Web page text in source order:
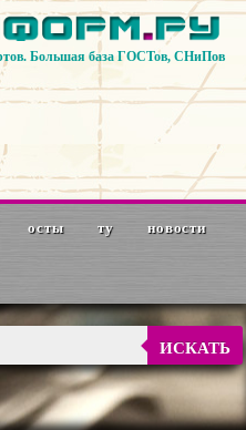
Большая база ГОСТов, СНиПов
осты ту новости
ИСКАТЬ